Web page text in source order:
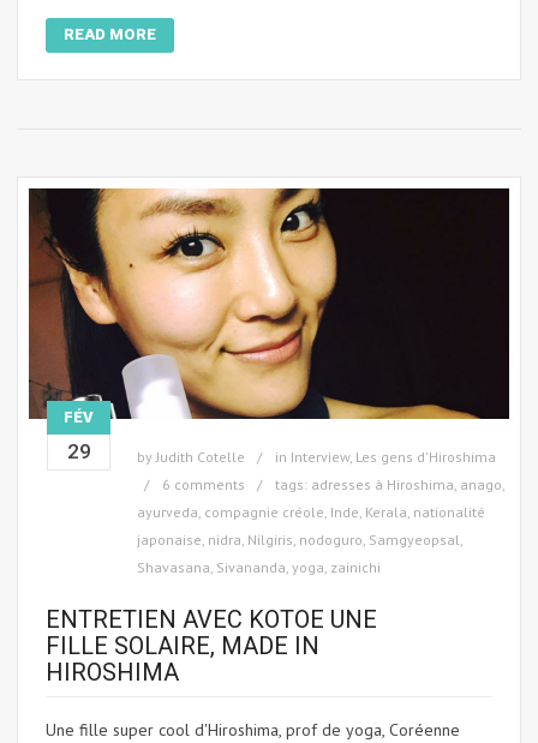
READ MORE
FÉV
29 byJudith Cotelle in Interview, Les gens d'Hiroshima
6 comments
tags: adresses à Hiroshima, anago,
ayurveda, compagnie créole, Inde, Kerala, nationalité
japonaise, nidra, Nilgiris, nodoguro, Samgyeopsal,
Shavasana, Sivananda, yoga, zainichi
ENTRETIEN AVEC KOTOE UNE
FILLE SOLAIRE, MADE IN
HIROSHIMA
Une fille super cool d'Hiroshima, prof de yoga, Coréenne